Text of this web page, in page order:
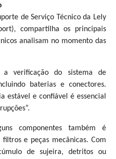
de Serviço Técnico da Lely
compartilha os principais
analisam no momento das
verificação do sistema de
baterias e conectores.
estável e confiável é essencial
componentes também é
e peças mecânicas. Com
de sujeira, detritos ou